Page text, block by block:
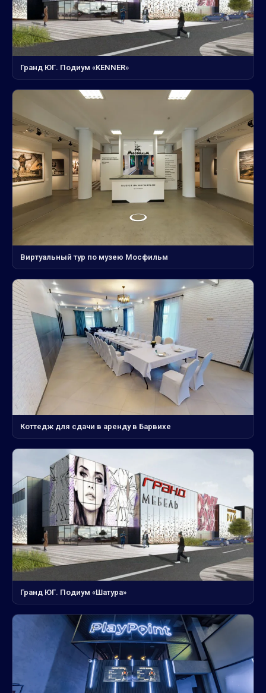
Гранд ЮГ. Подиум «KENNER»
Виртуальный тур по музею Мосфильм
Коттедж для сдачи в аренду в Барвихе
Гранд ЮГ. Подиум «Шатура»